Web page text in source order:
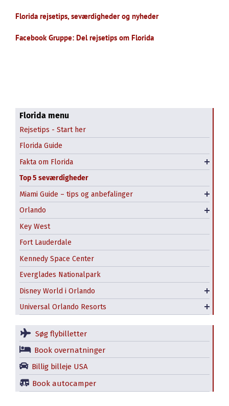
Florida rejsetips, seværdigheder og nyheder
Facebook Gruppe: Del rejsetips om Florida
Florida menu
Rejsetips - Start her
Florida Guide
Fakta om Florida
Historie om Florida
Vejret i Florida
Top 5 seværdigheder
Miami Guide – tips og anbefalinger
Downtown Miami
Little Havana i Miami
Miami Beach og det jødiske kvarter i Miami
South Beach, Miami
Guidede ture i Miami
Orlando
Kissimmee
Key West
Fort Lauderdale
Kennedy Space Center
Everglades Nationalpark
Disney World i Orlando
Magic Kingdom
Epcot
Animal Kingdom
Hollywood Studios
Disney’s vandlande
Disney Springs Shopping
Universal Orlando Resorts
Universal Studios Fl.
Islands of Adventure
Universal CityWalk Orlando
Volcano Bay vandland
Søg flybilletter
Book overnatninger
Billig billeje USA
Book autocamper